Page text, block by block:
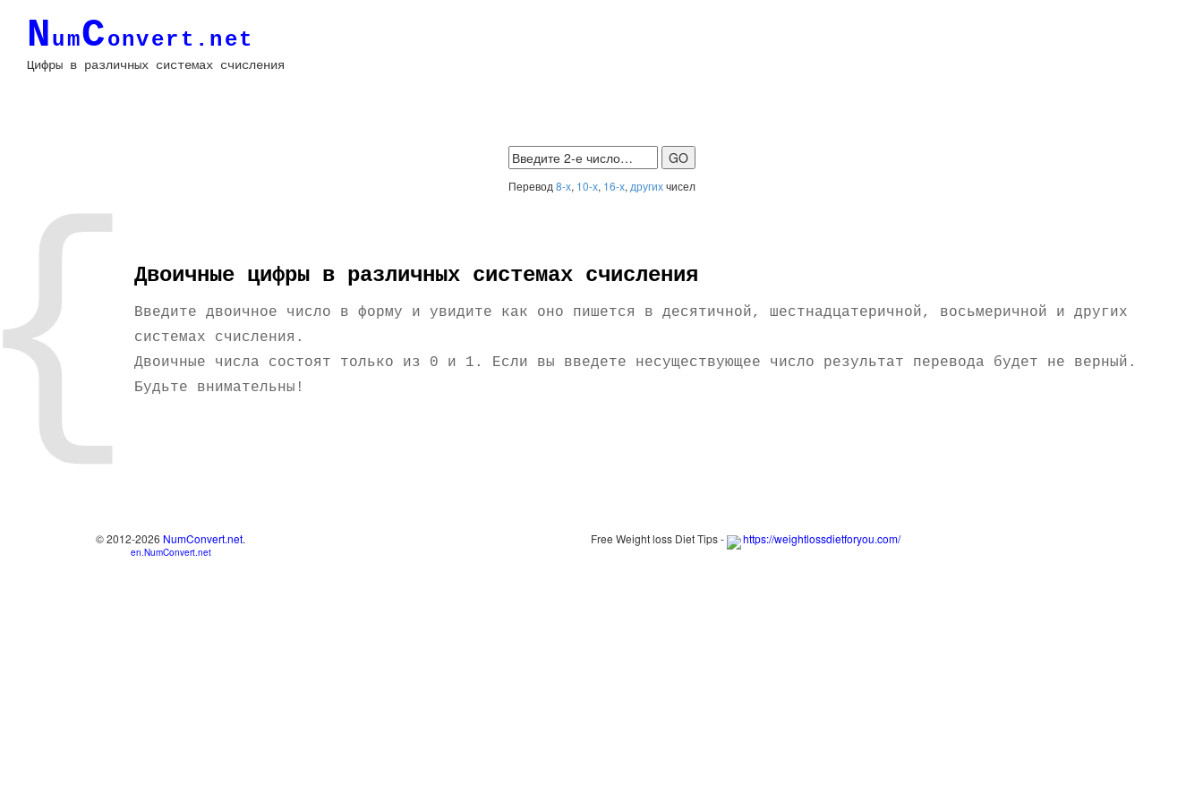
NumСonvert.net
Цифры в различных системах счисления
Перевод 8-х, 10-х, 16-х, другихчисел
Двоичные цифры в различных системах счисления
Введите двоичное число в форму и увидите как оно пишется в десятичной, шестнадцатеричной, восьмеричной и других
системах счисления.
Двоичные числа состоят только из 0 и 1. Если вы введете несуществующее число результат перевода будет не верный.
Будьте внимательны!
© 2012-2026 NumConvert.net.
en.NumConvert.net
Free Weight loss Diet Tips - https://weightlossdietforyou.com/